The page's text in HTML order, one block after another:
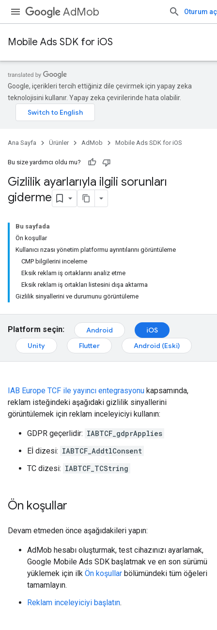
AdMob Oturum aç
Mobile Ads SDK for iOS
Google, içerikleri tercih ettiğiniz dile çevirmek için yapay zeka
teknolojisini kullanır. Yapay zeka çevirilerinde hata olabilir.
Ana Sayfa Ürünler AdMob Mobile Ads SDK for iOS
Bu size yardımcı oldu mu?
Gizlilik ayarlarıyla ilgili sorunları
giderme
Bu sayfada
Ön koşullar
Kullanıcı rızası yönetim platformu ayrıntılarını görüntüleme
CMP bilgilerini inceleme
Eksik reklam iş ortaklarını analiz etme
Eksik reklam iş ortakları listesini dışa aktarma
Gizlilik sinyallerini ve durumunu görüntüleme
Platform seçin: Android
iOS
Unity
Flutter Android (Eski)
IAB Europe TCF ile yayıncı entegrasyonu kapsamında,
reklam isteğindeki aşağıdaki gizlilik sinyallerini
görüntülemek için reklam inceleyiciyi kullanın:
GDPR geçerlidir: IABTCF_gdprApplies
Eİ dizesi: IABTCF_AddtlConsent
TC dizesi: IABTCF_TCString
Ön koşullar
Devam etmeden önce aşağıdakileri yapın:
AdMob hesabı oluşturmak, test cihazınızı ayarlamak,
Google Mobile Ads SDK başlatmak ve en son sürümü
yüklemek için ilk Ön koşullar bölümündeki tüm öğeleri
tamamlayın.
Reklam inceleyiciyi başlatın.